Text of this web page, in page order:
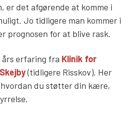
er det afgørende at komme i
Jo tidligere man kommer i
prognosen for at blive rask.
års erfaring fra Klinik for
(tidligere Risskov). Her
du støtter din kære,